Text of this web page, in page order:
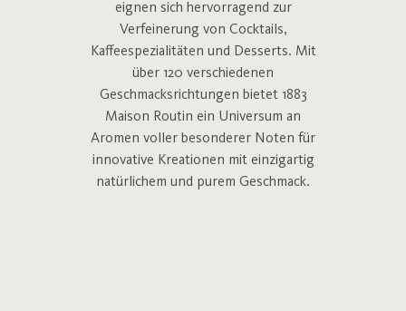
eignen sich hervorragend zur
Verfeinerung von Cocktails,
Kaffeespezialitäten und Desserts. Mit
über 120 verschiedenen
Geschmacksrichtungen bietet 1883
Maison Routin ein Universum an
Aromen voller besonderer Noten für
innovative Kreationen mit einzigartig
natürlichem und purem Geschmack.